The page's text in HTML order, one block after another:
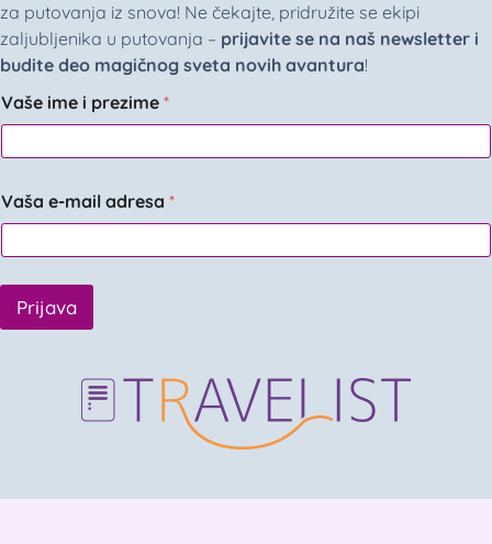
za putovanja iz snova! Ne čekajte, pridružite se ekipi
zaljubljenika u putovanja – prijavite se na naš newsletter i
budite deo magičnog sveta novih avantura!
Vaše ime i prezime *
Vaša e-mail adresa *
Prijava